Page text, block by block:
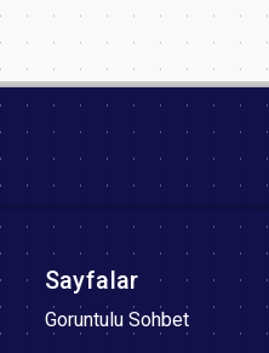
Sayfalar
Goruntulu Sohbet